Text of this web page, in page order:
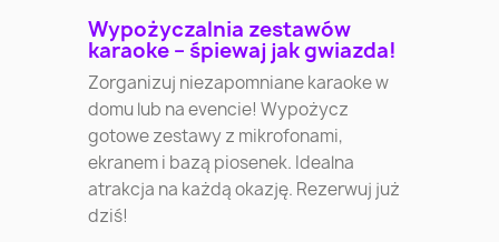
Wypożyczalnia zestawów
karaoke – śpiewaj jak gwiazda!
Zorganizuj niezapomniane karaoke w
domu lub na evencie! Wypożycz
gotowe zestawy z mikrofonami,
ekranem i bazą piosenek. Idealna
atrakcja na każdą okazję. Rezerwuj już
dziś!